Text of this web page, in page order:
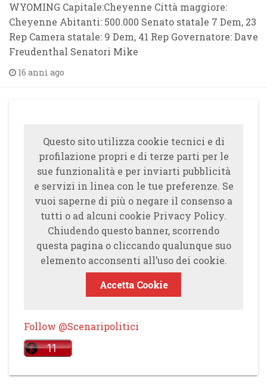
WYOMING Capitale:Cheyenne Città maggiore:
Cheyenne Abitanti: 500.000 Senato statale 7 Dem, 23
Rep Camera statale: 9 Dem, 41 Rep Governatore: Dave
Freudenthal Senatori Mike
16 anni ago
Questo sito utilizza cookie tecnici e di
profilazione propri e di terze parti per le
sue funzionalità e per inviarti pubblicità
e servizi in linea con le tue preferenze. Se
vuoi saperne di più o negare il consenso a
tutti o ad alcuni cookie Privacy Policy.
Chiudendo questo banner, scorrendo
questa pagina o cliccando qualunque suo
elemento acconsenti all’uso dei cookie.
Accetta Cookie
Follow @Scenaripolitici